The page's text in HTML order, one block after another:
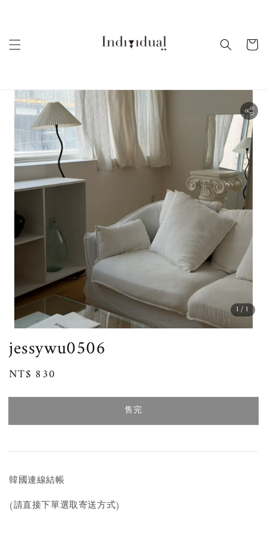
1/1
jessywu0506
Regular
NT$ 830
售完
韓國連線結帳
(請直接下單選取寄送方式)